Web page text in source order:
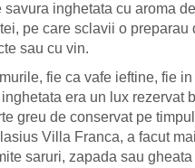
inghetata cu aroma
pe care sclavii o
sau cu vin.
fie ca vafe ieftine, fie
era un lux rezervat
greu de conservat pe
Villa Franca, a facut
saruri, zapada sau